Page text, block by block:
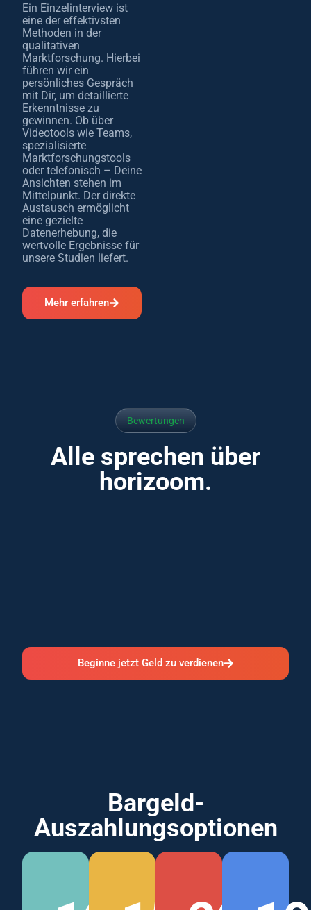
Bewertungen
Alle sprechen über
horizoom.
Beginne jetzt Geld zu verdienen
Bargeld-
Auszahlungsoptionen
Ein Einzelinterview ist
eine der effektivsten
Methoden in der
qualitativen
Marktforschung. Hierbei
führen wir ein
persönliches Gespräch
mit Dir, um detaillierte
Erkenntnisse zu
gewinnen. Ob über
Videotools wie Teams,
spezialisierte
Marktforschungstools
oder telefonisch – Deine
Ansichten stehen im
Mittelpunkt. Der direkte
Austausch ermöglicht
eine gezielte
Datenerhebung, die
wertvolle Ergebnisse für
unsere Studien liefert.
Mehr erfahren